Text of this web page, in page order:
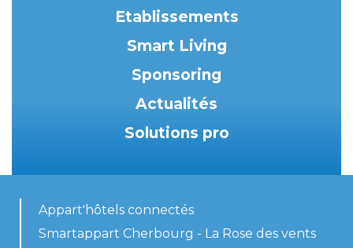
Etablissements
Smart Living
Sponsoring
Actualités
Solutions pro
Appart'hôtels connectés
Smartappart Cherbourg - La Rose des vents